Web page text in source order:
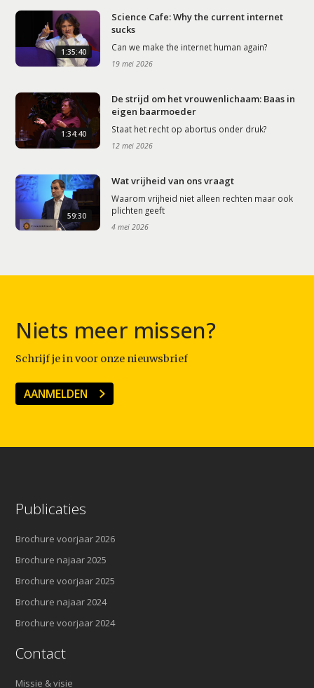
1:35:40
Science Cafe: Why the current internet
sucks
Can we make the internet human again?
19 mei 2026
1:34:40
De strijd om het vrouwenlichaam: Baas in
eigen baarmoeder
Staat het recht op abortus onder druk?
12 mei 2026
59:30
Wat vrijheid van ons vraagt
Waarom vrijheid niet alleen rechten maar ook
plichten geeft
4 mei 2026
Niets meer missen?
Schrijf je in voor onze nieuwsbrief
AANMELDEN
Publicaties
Brochure voorjaar 2026
Brochure najaar 2025
Brochure voorjaar 2025
Brochure najaar 2024
Brochure voorjaar 2024
Contact
Missie & visie